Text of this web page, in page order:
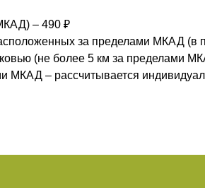
– 490 ₽
за пределами МКАД (в
(не более 5 км за пределами
МКАД – рассчитывается